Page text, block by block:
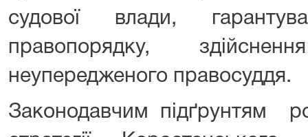
судової влади,
правопорядку,
неупередженого правосуддя.
Законодавчим підґрунтям